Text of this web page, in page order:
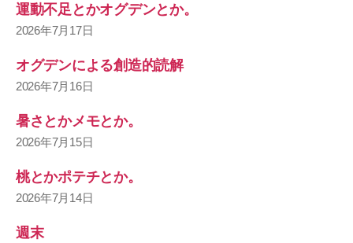
運動不足とかオグデンとか。
2026年7月17日
オグデンによる創造的読解
2026年7月16日
暑さとかメモとか。
2026年7月15日
桃とかポテチとか。
2026年7月14日
週末